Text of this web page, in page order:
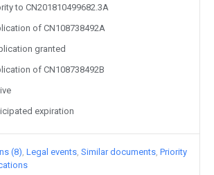
to CN201810499682.3A
of CN108738492A
granted
of CN108738492B
expiration
(8) Legal events Similar documents Priority